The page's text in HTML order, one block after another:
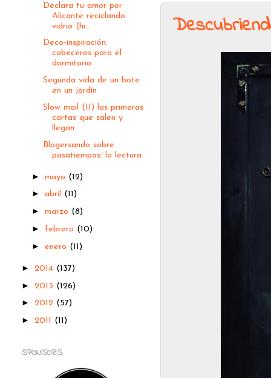
Declara tu amor por
Alicante reciclando
vidrio (hi...
Deco-inspiración:
cabeceros para el
dormitorio
Segunda vida de un bote
en un jardín
Slow mail (II) las primeras
cartas que salen y
llegan
Blogersando sobre
pasatiempos: la lectura
►mayo (12)
►abril (11)
►marzo (8)
► febrero (10)
►enero (11)
► 2014 (137)
► 2013 (126)
► 2012 (57)
► 2011 (11)
SPONSORS